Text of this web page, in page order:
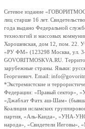
Сетевое издание
лиц старше 16 лет.
года выдано Федеральной
технологий и массовых
Хорошевская, дом 12, пом. 22.
«РУ ФМ» (123298 Москва, ул. 3-
GOVORITMOSKVA.RU.
зарубежные страны. Языки:
Георгиевич. Email:
*Экстремистские и
Федерации: «Правый сектор»,
«Джабхат Фатх аш-Шам»
Коалиция исламских
партия, «Аль-Каида», «УНА-
народа», «Свидетели Иеговы»,